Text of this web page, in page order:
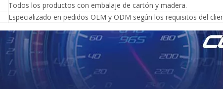
Todos los productos con embalaje de cartón y madera.
Especializado en pedidos OEM y ODM según los requisitos del